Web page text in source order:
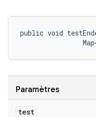
public void
Paramètres
test